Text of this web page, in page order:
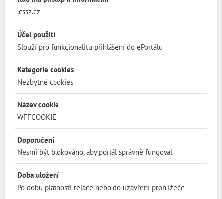
.cssz.cz
Účel použití
Slouží pro funkcionalitu přihlášení do ePortálu
Kategorie cookies
Nezbytné cookies
Název cookie
WFFCOOKIE
Doporučení
Nesmí být blokováno, aby portál správně fungoval
Doba uložení
Po dobu platnosti relace nebo do uzavření prohlížeče